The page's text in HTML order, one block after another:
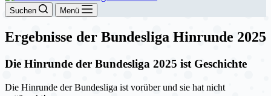
Suchen Menü
Ergebnisse der Bundesliga Hinrunde 2025
Die Hinrunde der Bundesliga 2025 ist Geschichte
Die Hinrunde der Bundesliga ist vorüber und sie hat nicht